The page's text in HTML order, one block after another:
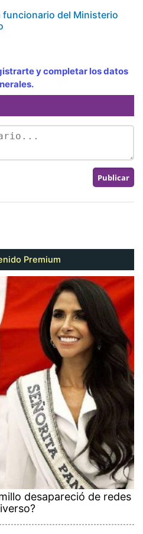
funcionario del Ministerio
y completar los datos
Premium
desapareció de redes